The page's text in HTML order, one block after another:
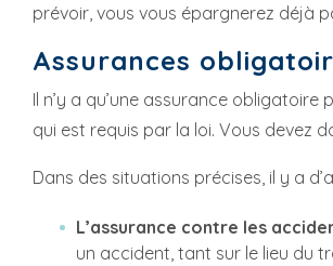
prévoir, vous vous épargnerez déjà
Assurances
Il n’y a qu’une assurance
qui est requis par la loi. Vous devez
Dans des situations précises, il y a
L’assurance contre les
un accident, tant sur le lieu du